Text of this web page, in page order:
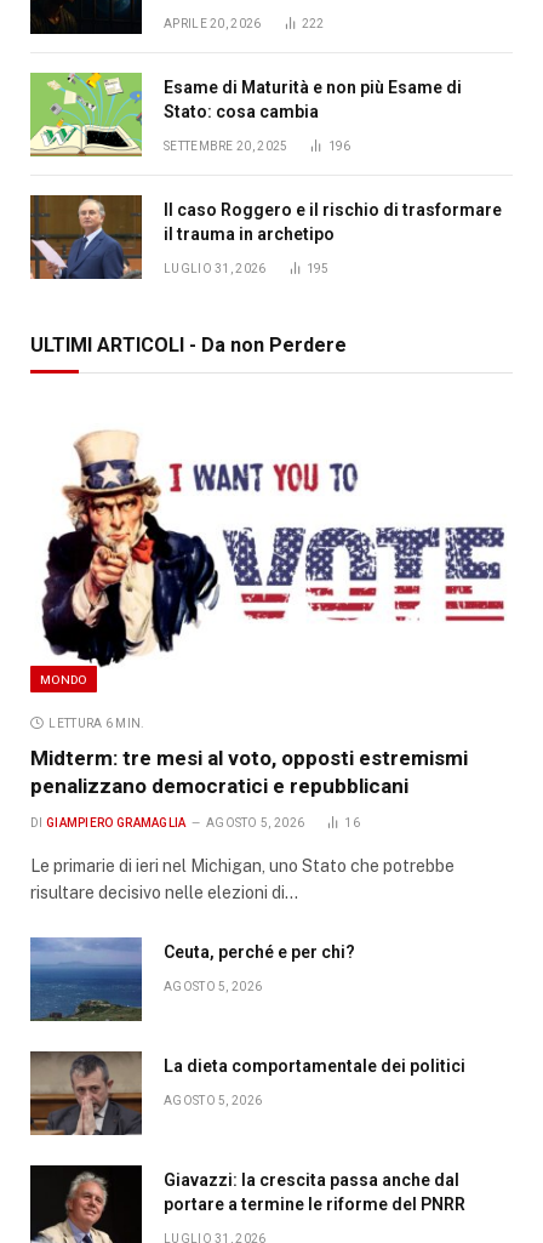
APRILE 20, 2026 222
Esame di Maturità e non più Esame di
Stato: cosa cambia
SETTEMBRE 20, 2025 196
Il caso Roggero e il rischio di trasformare
il trauma in archetipo
LUGLIO 31, 2026 195
ULTIMI ARTICOLI - Da non Perdere
MONDO
LETTURA 6 MIN.
Midterm: tre mesi al voto, opposti estremismi
penalizzano democratici e repubblicani
DI GIAMPIERO GRAMAGLIA AGOSTO 5, 2026 16
Le primarie di ieri nel Michigan, uno Stato che potrebbe
risultare decisivo nelle elezioni di…
Ceuta, perché e per chi?
AGOSTO 5, 2026
La dieta comportamentale dei politici
AGOSTO 5, 2026
Giavazzi: la crescita passa anche dal
portare a termine le riforme del PNRR
LUGLIO 31, 2026